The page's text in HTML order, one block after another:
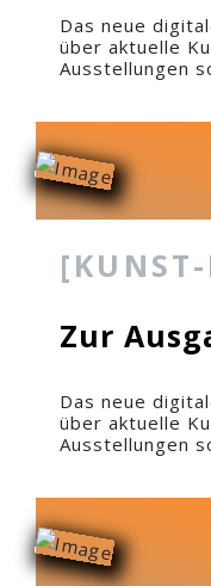
Das neue
über aktuelle
Ausstellungen
Zur
Das neue
über aktuelle
Ausstellungen